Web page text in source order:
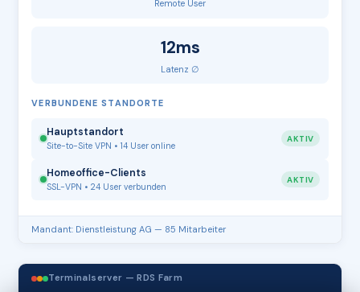
Remote User
12ms
Latenz ∅
VERBUNDENE STANDORTE
Hauptstandort
Site-to-Site VPN • 14 User online
AKTIV
Homeoffice-Clients
SSL-VPN • 24 User verbunden
AKTIV
Mandant: Dienstleistung AG — 85 Mitarbeiter
Terminalserver — RDS Farm